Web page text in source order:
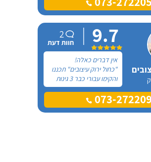
הבית והוא אכן בעל מקצוע
ומשקיע בגינה שלי ומבצע
את עבודתו בצורה יסודית,
מדוייקת ומקצועית!
9.7
2
חוות דעת
אין דברים כאלה!
"כחול ירוק עיצובים" תכננו
והקימו עבורי כבר 3 גינות
בשני בתים ויצאתי שבעת
רצון לחלוטין מכל הבחינות.
"כחול ירוק עיצובים" צוות
073-